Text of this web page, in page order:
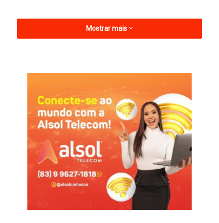
Sem os goleiros Renan Bragança, Lucão e Lucas Araújo, todos
lesionados, o técnico Ranielle Ribeiro precisou recorrer ao
quarto arqueiro, Anthony, do time sub-20.
O América jogou com Anthony; Lucas Mendes (Ítalo Silva),
Lucas Rodrigues (Rafael Jansen), Guilherme Paraíba, Charles
(Ricardo Luz); Judson (Coppetti), Alexandre Aruá (Leandro
Avelino), Souza (Antônio Villa); Joãozinho (Allan), Iarley
(Ricardo Lopes) e Salatiel (Heliardo).
Informações com Globo Esporte
Mostrar mais